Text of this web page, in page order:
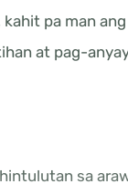
pa man
at pag-
sa